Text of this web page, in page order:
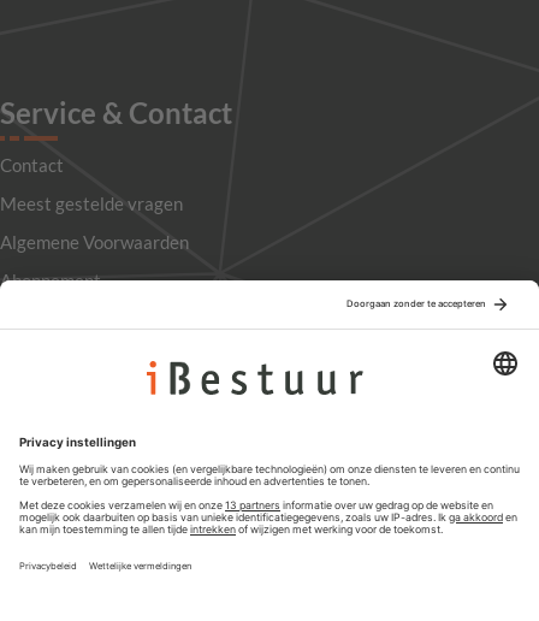
Service & Contact
Contact
Meest gestelde vragen
Algemene Voorwaarden
Abonnement
Privacyinstellingen